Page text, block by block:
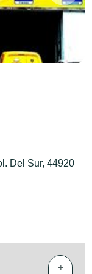
Del Sur, 44920
+